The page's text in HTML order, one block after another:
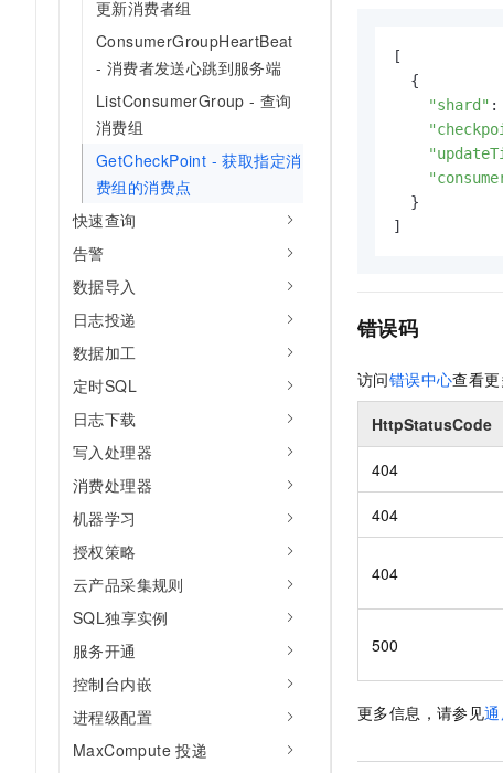
更新消费者组
ConsumerGroupHeartBeat
- 消费者发送心跳到服务端
ListConsumerGroup - 查询
消费组
GetCheckPoint - 获取指定消
费组的消费点
快速查询
告警
数据导入
日志投递
数据加工
定时SQL
日志下载
写入处理器
消费处理器
机器学习
授权策略
云产品采集规则
SQL独享实例
服务开通
控制台内嵌
进程级配置
MaxCompute 投递
[
  {
"shard" :
  }
]
错误码
访问错误中心查看更
HttpStatusCode
404
404
404
500
更多信息，请参见